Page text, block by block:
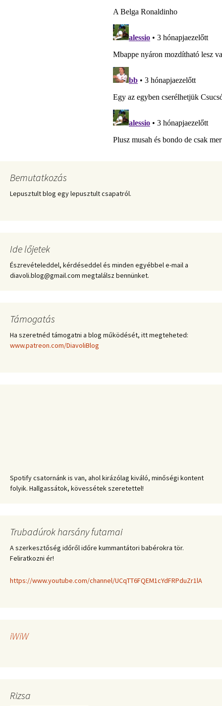
Bemutatkozás
Lepusztult blog egy lepusztult csapatról.
Ide lőjetek
Észrevételeddel, kérdéseddel és minden egyébbel e-mail a
diavoli.blog@gmail.com megtalálsz bennünket.
Támogatás
Ha szeretnéd támogatni a blog működését, itt megteheted:
www.patreon.com/DiavoliBlog
Spotify csatornánk is van, ahol kirázólag kiváló, minőségi kontent
folyik. Hallgassátok, kövessétek szeretettel!
Trubadúrok harsány futamai
A szerkesztőség időről időre kummantátori babérokra tör.
Feliratkozni ér!
https://www.youtube.com/channel/UCqTT6FQEM1cYdFRPduZr1lA
iWiW
Rizsa